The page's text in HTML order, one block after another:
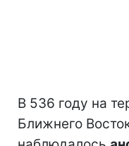
В 536 году на
Ближнего